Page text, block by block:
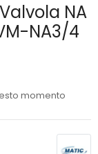
NA
NA3/4
momento